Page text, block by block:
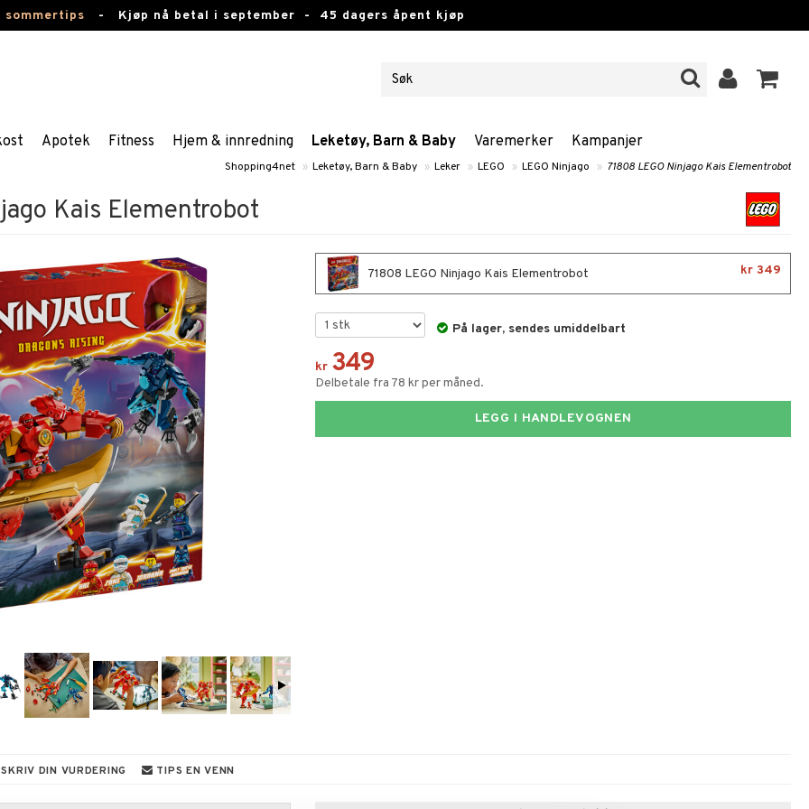
- Kjøp nå betal i september - 45 dagers åpent kjøp
Apotek Fitness Hjem & innredning Leketøy, Barn & Baby Varemerker Kampanjer
Shopping4net » Leketøy, Barn & Baby » Leker » LEGO » LEGO Ninjago » 71808 LEGO Ninjago Kais Elementrobot
Kais Elementrobot
71808 LEGO Ninjago Kais Elementrobot kr 349
På lager, sendes umiddelbart
kr 349
Delbetale fra 78 kr per måned.
LEGG I HANDLEVOGNEN
SKRIV DIN VURDERING TIPS EN VENN